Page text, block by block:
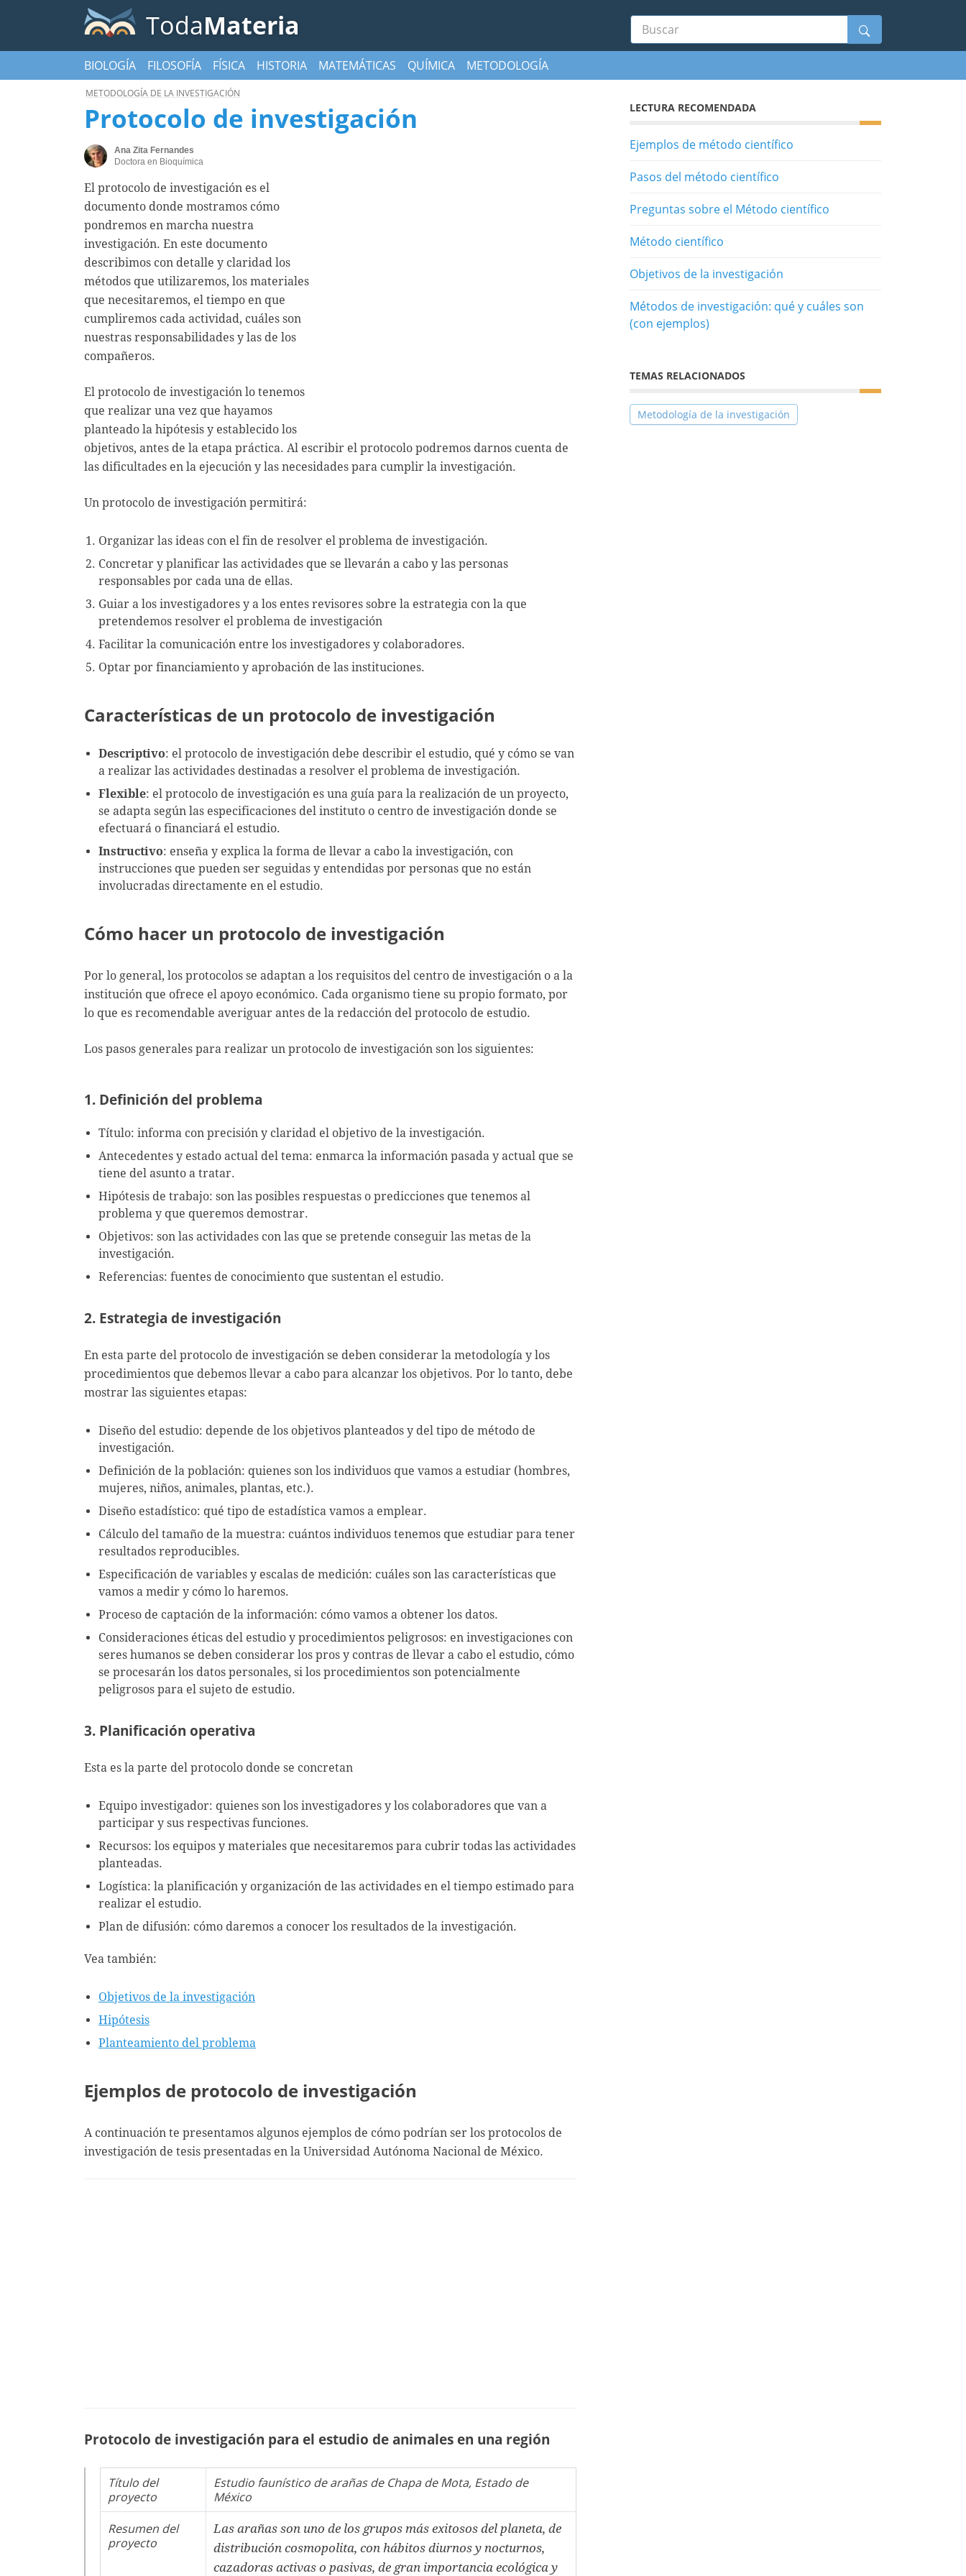
TodaMateria Buscar
BIOLOGÍA FILOSOFÍA FÍSICA HISTORIA MATEMÁTICAS QUÍMICA METODOLOGÍA
METODOLOGÍA DE LA INVESTIGACIÓN
Protocolo de investigación
Ana Zita Fernandes
Doctora en Bioquímica
El protocolo de investigación es el
documento donde mostramos cómo
pondremos en marcha nuestra
investigación. En este documento
describimos con detalle y claridad los
métodos que utilizaremos, los materiales
que necesitaremos, el tiempo en que
cumpliremos cada actividad, cuáles son
nuestras responsabilidades y las de los
compañeros.
El protocolo de investigación lo tenemos
que realizar una vez que hayamos
planteado la hipótesis y establecido los
objetivos, antes de la etapa práctica. Al escribir el protocolo podremos darnos cuenta de
las dificultades en la ejecución y las necesidades para cumplir la investigación.
Un protocolo de investigación permitirá:
Organizar las ideas con el fin de resolver el problema de investigación.
Concretar y planificar las actividades que se llevarán a cabo y las personas
responsables por cada una de ellas.
Guiar a los investigadores y a los entes revisores sobre la estrategia con la que
pretendemos resolver el problema de investigación
Facilitar la comunicación entre los investigadores y colaboradores.
Optar por financiamiento y aprobación de las instituciones.
Características de un protocolo de investigación
Descriptivo: el protocolo de investigación debe describir el estudio, qué y cómo se van
a realizar las actividades destinadas a resolver el problema de investigación.
Flexible: el protocolo de investigación es una guía para la realización de un proyecto,
se adapta según las especificaciones del instituto o centro de investigación donde se
efectuará o financiará el estudio.
Instructivo: enseña y explica la forma de llevar a cabo la investigación, con
instrucciones que pueden ser seguidas y entendidas por personas que no están
involucradas directamente en el estudio.
Cómo hacer un protocolo de investigación
Por lo general, los protocolos se adaptan a los requisitos del centro de investigación o a la
institución que ofrece el apoyo económico. Cada organismo tiene su propio formato, por
lo que es recomendable averiguar antes de la redacción del protocolo de estudio.
Los pasos generales para realizar un protocolo de investigación son los siguientes:
1. Definición del problema
Título: informa con precisión y claridad el objetivo de la investigación.
Antecedentes y estado actual del tema: enmarca la información pasada y actual que se
tiene del asunto a tratar.
Hipótesis de trabajo: son las posibles respuestas o predicciones que tenemos al
problema y que queremos demostrar.
Objetivos: son las actividades con las que se pretende conseguir las metas de la
investigación.
Referencias: fuentes de conocimiento que sustentan el estudio.
2. Estrategia de investigación
En esta parte del protocolo de investigación se deben considerar la metodología y los
procedimientos que debemos llevar a cabo para alcanzar los objetivos. Por lo tanto, debe
mostrar las siguientes etapas:
Diseño del estudio: depende de los objetivos planteados y del tipo de método de
investigación.
Definición de la población: quienes son los individuos que vamos a estudiar (hombres,
mujeres, niños, animales, plantas, etc.).
Diseño estadístico: qué tipo de estadística vamos a emplear.
Cálculo del tamaño de la muestra: cuántos individuos tenemos que estudiar para tener
resultados reproducibles.
Especificación de variables y escalas de medición: cuáles son las características que
vamos a medir y cómo lo haremos.
Proceso de captación de la información: cómo vamos a obtener los datos.
Consideraciones éticas del estudio y procedimientos peligrosos: en investigaciones con
seres humanos se deben considerar los pros y contras de llevar a cabo el estudio, cómo
se procesarán los datos personales, si los procedimientos son potencialmente
peligrosos para el sujeto de estudio.
3. Planificación operativa
Esta es la parte del protocolo donde se concretan
Equipo investigador: quienes son los investigadores y los colaboradores que van a
participar y sus respectivas funciones.
Recursos: los equipos y materiales que necesitaremos para cubrir todas las actividades
planteadas.
Logística: la planificación y organización de las actividades en el tiempo estimado para
realizar el estudio.
Plan de difusión: cómo daremos a conocer los resultados de la investigación.
Vea también:
Objetivos de la investigación
Hipótesis
Planteamiento del problema
Ejemplos de protocolo de investigación
A continuación te presentamos algunos ejemplos de cómo podrían ser los protocolos de
investigación de tesis presentadas en la Universidad Autónoma Nacional de México.
Protocolo de investigación para el estudio de animales en una región
Título del
proyecto
Estudio faunístico de arañas de Chapa de Mota, Estado de
México
Resumen del
proyecto
Las arañas son uno de los grupos más exitosos del planeta, de
distribución cosmopolita, con hábitos diurnos y nocturnos,
cazadoras activas o pasivas, de gran importancia ecológica y
LECTURA RECOMENDADA
Ejemplos de método científico
Pasos del método científico
Preguntas sobre el Método científico
Método científico
Objetivos de la investigación
Métodos de investigación: qué y cuáles son
(con ejemplos)
TEMAS RELACIONADOS
Metodología de la investigación